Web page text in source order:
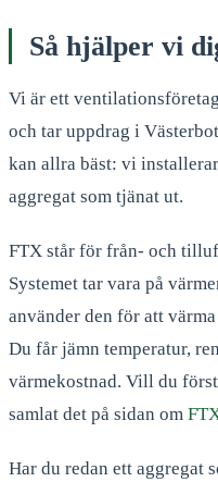
Så hjälper vi
Vi är ett
och tar uppdrag i
kan allra bäst: vi
aggregat som tjänat ut.
FTX står för från- och
Systemet tar vara på
använder den för att
Du får jämn temperatur,
värmekostnad. Vill du
samlat det på sidan om
Har du redan ett aggregat